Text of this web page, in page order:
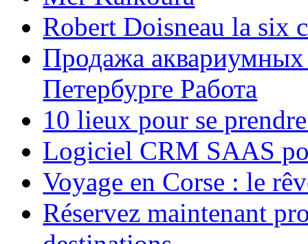
Robert Doisneau la six
Продажа аквариумных
Петербурге Работа
10 lieux pour se
Logiciel CRM SAAS
Voyage en Corse : le
Réservez maintenant